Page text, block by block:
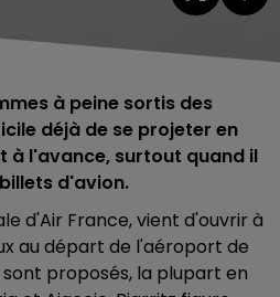
à peine sortis des
déjà de se projeter en
à l'avance, surtout quand il
d'avion.
d'Air France, vient d'ouvrir à
au départ de l'aéroport de
proposés, la plupart en